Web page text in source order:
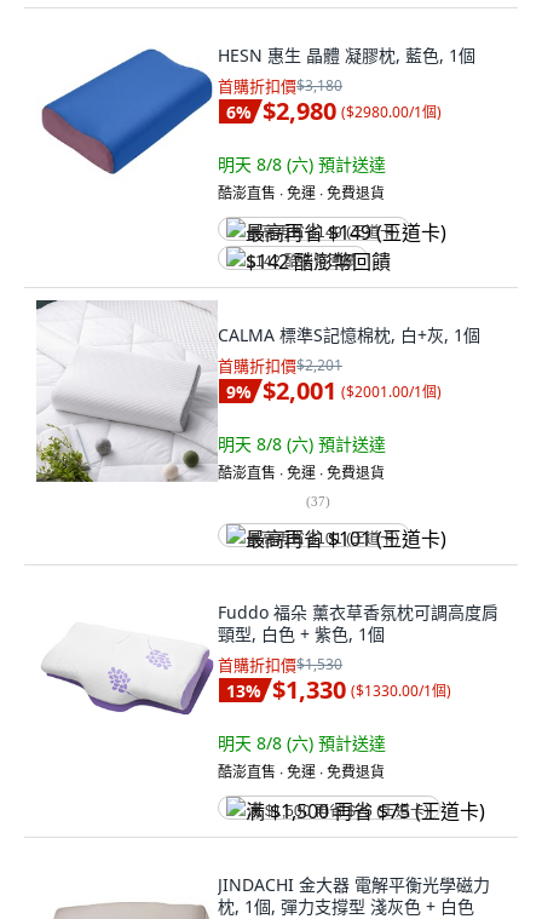
HESN 惠生 晶體 凝膠枕, 藍色, 1個
首購折扣價$3,180
6% $2,980 ($2980.00/1個)
明天 8/8 (六) 預計送達
酷澎直售 ∙ 免運 ∙ 免費退貨
最高再省 $149 (王道卡)
$142 酷澎幣回饋
CALMA 標準S記憶棉枕, 白+灰, 1個
首購折扣價$2,201
9% $2,001 ($2001.00/1個)
明天 8/8 (六) 預計送達
酷澎直售 ∙ 免運 ∙ 免費退貨
(37)
最高再省 $101 (王道卡)
Fuddo 福朵 薰衣草香氛枕可調高度肩
頸型, 白色 + 紫色, 1個
首購折扣價$1,530
13% $1,330 ($1330.00/1個)
明天 8/8 (六) 預計送達
酷澎直售 ∙ 免運 ∙ 免費退貨
满 $1,500 再省 $75 (王道卡)
JINDACHI 金大器 電解平衡光學磁力
枕, 1個, 彈力支撐型 淺灰色 + 白色